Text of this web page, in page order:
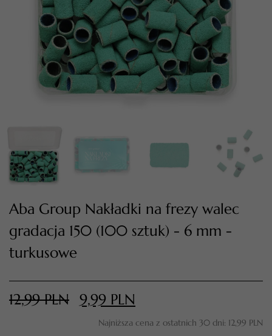
TWÓJ KOSZYK (0)
PRZEJDŹ DO KOSZYKA
Aba Group Nakładki na frezy walec
gradacja 150 (100 sztuk) - 6 mm -
turkusowe
12,99PLN 9,99 PLN
Najniższa cena z ostatnich 30 dni: 12,99 PLN